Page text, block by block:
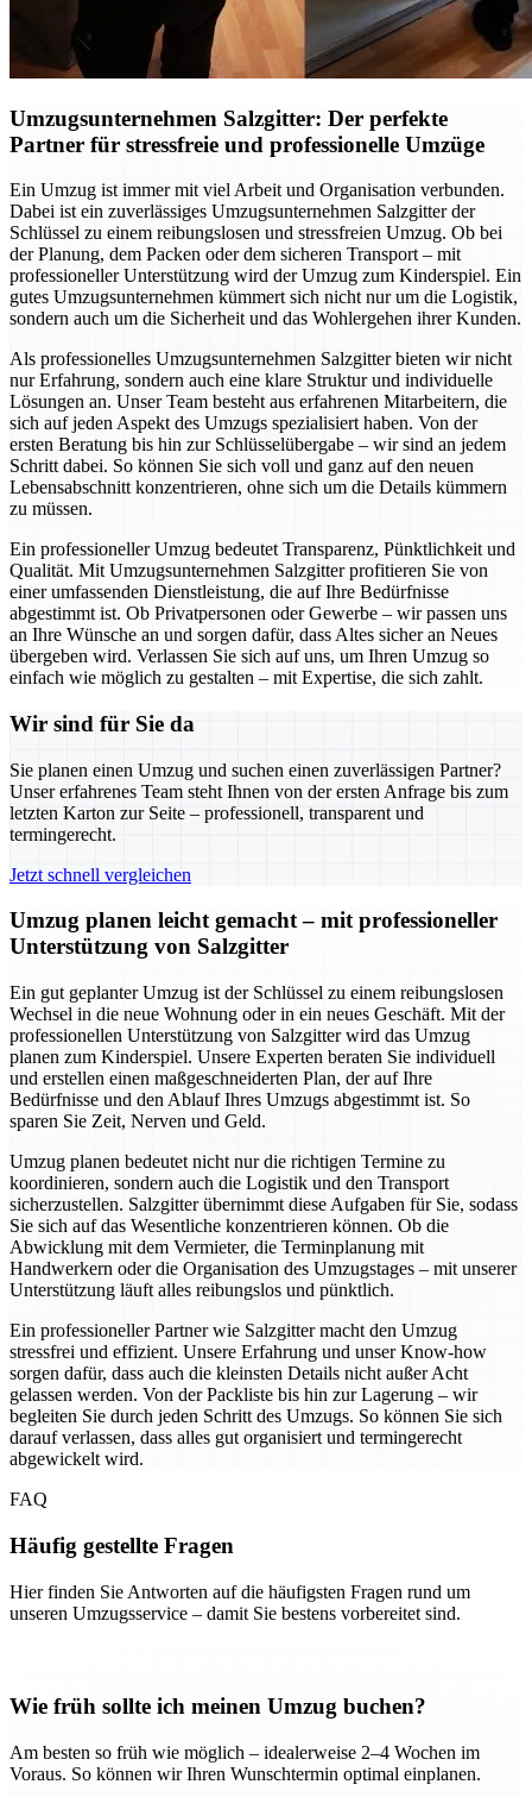
Umzugsunternehmen Salzgitter: Der perfekte
Partner für stressfreie und professionelle Umzüge
Ein Umzug ist immer mit viel Arbeit und Organisation verbunden.
Dabei ist ein zuverlässiges Umzugsunternehmen Salzgitter der
Schlüssel zu einem reibungslosen und stressfreien Umzug. Ob bei
der Planung, dem Packen oder dem sicheren Transport – mit
professioneller Unterstützung wird der Umzug zum Kinderspiel. Ein
gutes Umzugsunternehmen kümmert sich nicht nur um die Logistik,
sondern auch um die Sicherheit und das Wohlergehen ihrer Kunden.
Als professionelles Umzugsunternehmen Salzgitter bieten wir nicht
nur Erfahrung, sondern auch eine klare Struktur und individuelle
Lösungen an. Unser Team besteht aus erfahrenen Mitarbeitern, die
sich auf jeden Aspekt des Umzugs spezialisiert haben. Von der
ersten Beratung bis hin zur Schlüsselübergabe – wir sind an jedem
Schritt dabei. So können Sie sich voll und ganz auf den neuen
Lebensabschnitt konzentrieren, ohne sich um die Details kümmern
zu müssen.
Ein professioneller Umzug bedeutet Transparenz, Pünktlichkeit und
Qualität. Mit Umzugsunternehmen Salzgitter profitieren Sie von
einer umfassenden Dienstleistung, die auf Ihre Bedürfnisse
abgestimmt ist. Ob Privatpersonen oder Gewerbe – wir passen uns
an Ihre Wünsche an und sorgen dafür, dass Altes sicher an Neues
übergeben wird. Verlassen Sie sich auf uns, um Ihren Umzug so
einfach wie möglich zu gestalten – mit Expertise, die sich zahlt.
Wir sind für Sie da
Sie planen einen Umzug und suchen einen zuverlässigen Partner?
Unser erfahrenes Team steht Ihnen von der ersten Anfrage bis zum
letzten Karton zur Seite – professionell, transparent und
termingerecht.
Jetzt schnell vergleichen
Umzug planen leicht gemacht – mit professioneller
Unterstützung von Salzgitter
Ein gut geplanter Umzug ist der Schlüssel zu einem reibungslosen
Wechsel in die neue Wohnung oder in ein neues Geschäft. Mit der
professionellen Unterstützung von Salzgitter wird das Umzug
planen zum Kinderspiel. Unsere Experten beraten Sie individuell
und erstellen einen maßgeschneiderten Plan, der auf Ihre
Bedürfnisse und den Ablauf Ihres Umzugs abgestimmt ist. So
sparen Sie Zeit, Nerven und Geld.
Umzug planen bedeutet nicht nur die richtigen Termine zu
koordinieren, sondern auch die Logistik und den Transport
sicherzustellen. Salzgitter übernimmt diese Aufgaben für Sie, sodass
Sie sich auf das Wesentliche konzentrieren können. Ob die
Abwicklung mit dem Vermieter, die Terminplanung mit
Handwerkern oder die Organisation des Umzugstages – mit unserer
Unterstützung läuft alles reibungslos und pünktlich.
Ein professioneller Partner wie Salzgitter macht den Umzug
stressfrei und effizient. Unsere Erfahrung und unser Know-how
sorgen dafür, dass auch die kleinsten Details nicht außer Acht
gelassen werden. Von der Packliste bis hin zur Lagerung – wir
begleiten Sie durch jeden Schritt des Umzugs. So können Sie sich
darauf verlassen, dass alles gut organisiert und termingerecht
abgewickelt wird.
FAQ
Häufig gestellte Fragen
Hier finden Sie Antworten auf die häufigsten Fragen rund um
unseren Umzugsservice – damit Sie bestens vorbereitet sind.
Wie früh sollte ich meinen Umzug buchen?
Am besten so früh wie möglich – idealerweise 2–4 Wochen im
Voraus. So können wir Ihren Wunschtermin optimal einplanen.